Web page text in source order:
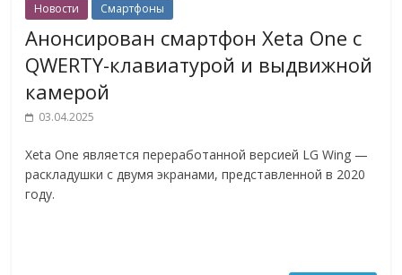
Новости Смартфоны
Анонсирован смартфон Xeta One с
QWERTY-клавиатурой и выдвижной
камерой
03.04.2025
Xeta One является переработанной версией LG Wing —
раскладушки с двумя экранами, представленной в 2020
году.